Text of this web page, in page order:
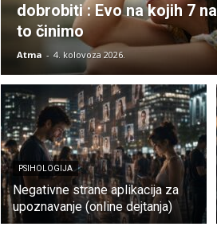
dobrobiti : Evo na kojih 7
to činimo
Atma - 4. kolovoza 2026.
PSIHOLOGIJA
Negativne strane aplikacija za
upoznavanje (online dejtanja)